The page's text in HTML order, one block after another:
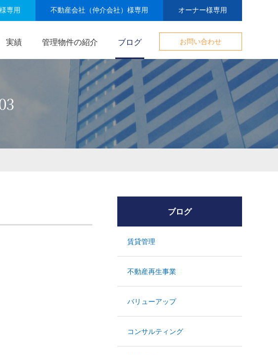
専用 不動産会社（仲介会社）様専用 オーナー様専用
実績 管理物件の紹介 ブログ お問い合わせ
ブログ
賃貸管理
不動産再生事業
バリューアップ
コンサルティング